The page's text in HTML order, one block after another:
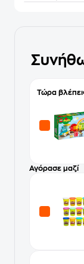
Τώρα
Αγόρασε μαζί